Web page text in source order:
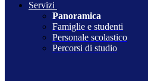
Servizi
Panoramica
Famiglie e studenti
Personale scolastico
Percorsi di studio